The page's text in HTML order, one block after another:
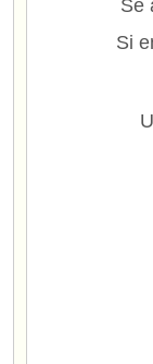
Se
Si